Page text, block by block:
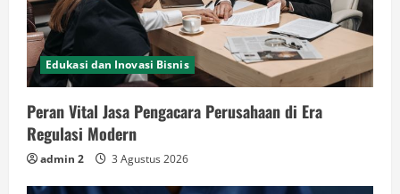
Edukasi dan Inovasi Bisnis
Peran Vital Jasa Pengacara Perusahaan di Era
Regulasi Modern
admin 2 3 Agustus 2026